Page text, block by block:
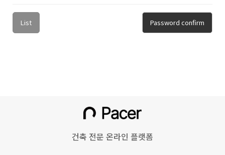
List Password confirm
건축 전문 온라인 플랫폼